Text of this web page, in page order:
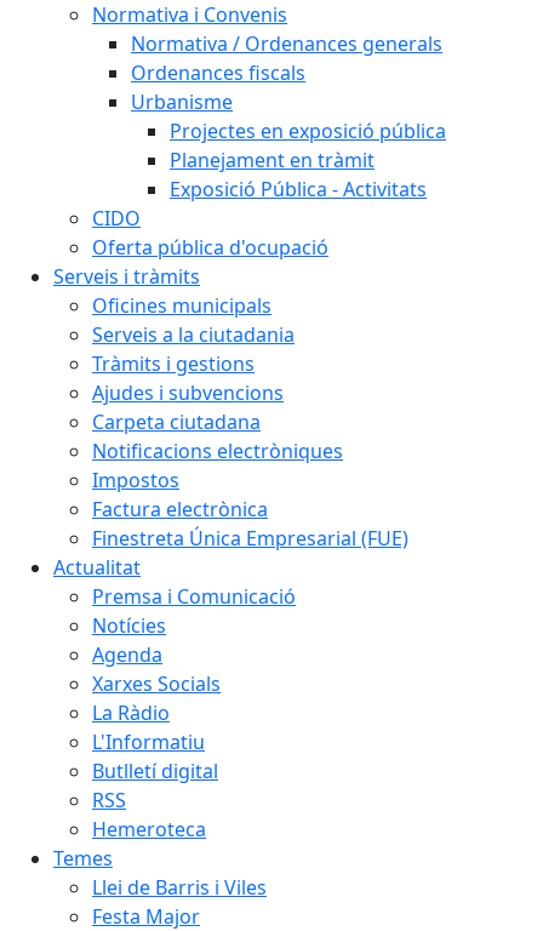
Normativa i Convenis
Normativa / Ordenances generals
Ordenances fiscals
Urbanisme
Projectes en exposició pública
Planejament en tràmit
Exposició Pública - Activitats
CIDO
Oferta pública d'ocupació
Serveis i tràmits
Oficines municipals
Serveis a la ciutadania
Tràmits i gestions
Ajudes i subvencions
Carpeta ciutadana
Notificacions electròniques
Impostos
Factura electrònica
Finestreta Única Empresarial (FUE)
Actualitat
Premsa i Comunicació
Notícies
Agenda
Xarxes Socials
La Ràdio
L'Informatiu
Butlletí digital
RSS
Hemeroteca
Temes
Llei de Barris i Viles
Festa Major